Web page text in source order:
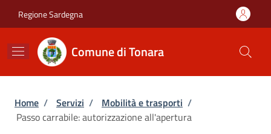
Regione Sardegna
Comune di Tonara
Briciole di pane
Home / Servizi / Mobilità e trasporti /
Passo carrabile: autorizzazione all'apertura